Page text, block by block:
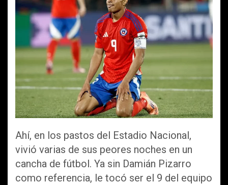
Ahí, en los pastos del Estadio Nacional,
vivió varias de sus peores noches en un
cancha de fútbol. Ya sin Damián Pizarro
como referencia, le tocó ser el 9 del equipo